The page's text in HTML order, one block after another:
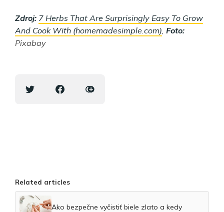
Zdroj: 7 Herbs That Are Surprisingly Easy To Grow
And Cook With (homemadesimple.com), Foto:
Pixabay
Cestujete? Detaily, ktoré môžu zabolieť
peňaženku viac než predražený nákup